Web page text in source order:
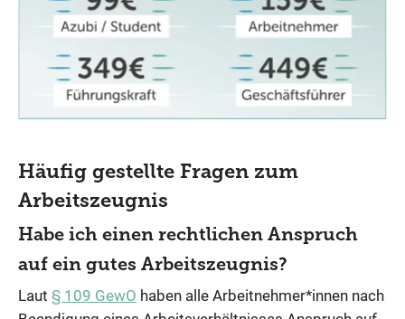
Häufig gestellte Fragen zum
Arbeitszeugnis
Habe ich einen rechtlichen Anspruch
auf ein gutes Arbeitszeugnis?
Laut § 109 GewO haben alle Arbeitnehmer*innen nach